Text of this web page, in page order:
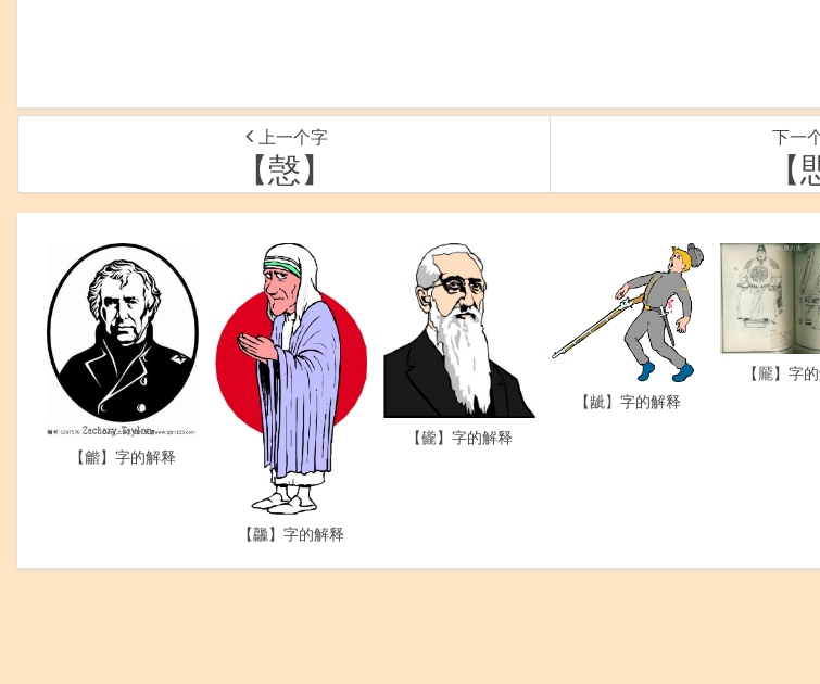
上一个字
【愨】
下一
【
【龤】字的解释
【龘】字的解释
【龓】字的解释
【龇】字的解释
【龎】字